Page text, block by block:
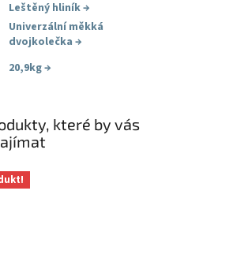
Leštěný hliník→
Univerzální měkká
dvojkolečka →
20,9kg→
které by vás